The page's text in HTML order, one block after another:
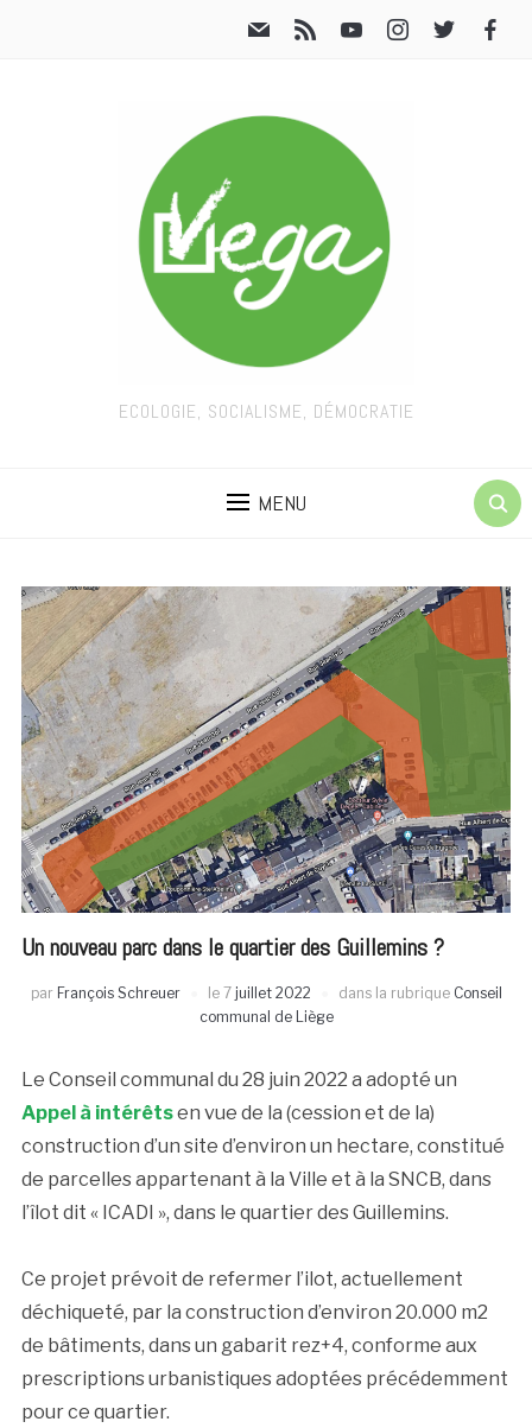
ECOLOGIE, SOCIALISME, DÉMOCRATIE
MENU
Un nouveau parc dans le quartier des Guillemins ?
par François Schreuer le 7 juillet 2022 dans la rubrique Conseil
communal de Liège
Le Conseil communal du 28 juin 2022 a adopté un
Appel à intérêtsen vue de la (cession et de la)
construction d’un site d’environ un hectare, constitué
de parcelles appartenant à la Ville et à la SNCB, dans
l’îlot dit « ICADI », dans le quartier des Guillemins.
Ce projet prévoit de refermer l’ilot, actuellement
déchiqueté, par la construction d’environ 20.000 m2
de bâtiments, dans un gabarit rez+4, conforme aux
prescriptions urbanistiques adoptées précédemment
pour ce quartier.